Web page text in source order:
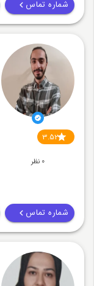
شماره تماس
3.52
0 نظر
شماره تماس